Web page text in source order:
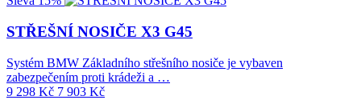
STŘEŠNÍ NOSIČE X3 G45
Systém BMW Základního střešního nosiče je vybaven
zabezpečením proti krádeži a …
9 298 Kč 7 903 Kč